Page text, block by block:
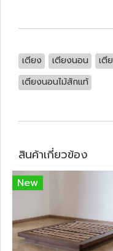
เตียง เตียงนอน เตี
เตียงนอนไม้สักแท้
สินค้าเกี่ยวข้อง
New